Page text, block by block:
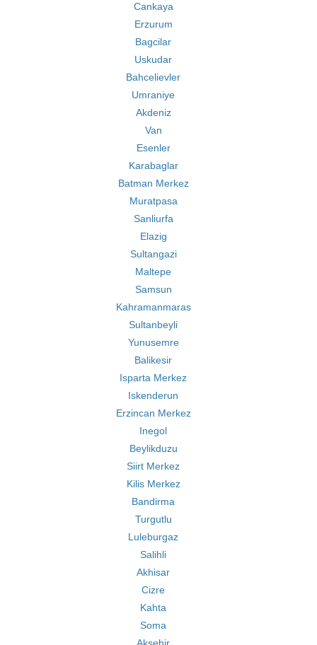
Cankaya
Erzurum
Bagcilar
Uskudar
Bahcelievler
Umraniye
Akdeniz
Van
Esenler
Karabaglar
Batman Merkez
Muratpasa
Sanliurfa
Elazig
Sultangazi
Maltepe
Samsun
Kahramanmaras
Sultanbeyli
Yunusemre
Balikesir
Isparta Merkez
Iskenderun
Erzincan Merkez
Inegol
Beylikduzu
Siirt Merkez
Kilis Merkez
Bandirma
Turgutlu
Luleburgaz
Salihli
Akhisar
Cizre
Kahta
Soma